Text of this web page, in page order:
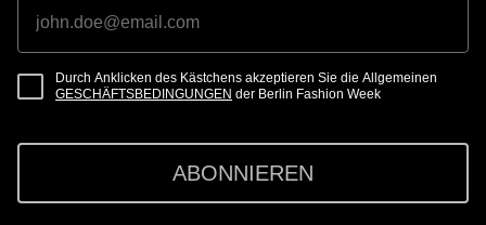
Durch Anklicken des Kästchens akzeptieren Sie die Allgemeinen
GESCHÄFTSBEDINGUNGEN der Berlin Fashion Week
ABONNIEREN